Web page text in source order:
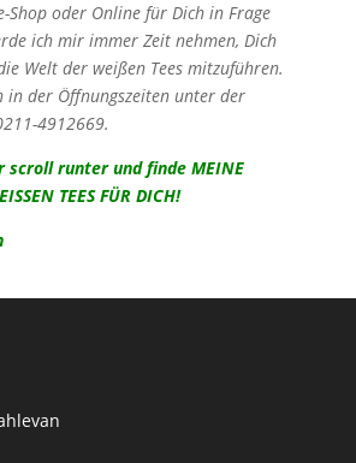
Shop oder Online für Dich in Frage
ich mir immer Zeit nehmen, Dich
Welt der weißen Tees mitzuführen.
in der Öffnungszeiten unter der
4912669.
scroll runter und finde MEINE
TEES FÜR DICH!